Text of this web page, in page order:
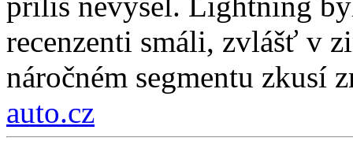
recenzenti smáli, zvlášť v
náročném segmentu zkusí
auto.cz